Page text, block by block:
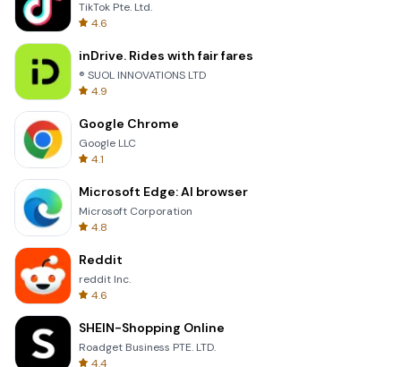
TikTok Pte. Ltd.
4.6
inDrive. Rides with fair fares
® SUOL INNOVATIONS LTD
4.9
Google Chrome
Google LLC
4.1
Microsoft Edge: AI browser
Microsoft Corporation
4.8
Reddit
reddit Inc.
4.6
SHEIN-Shopping Online
Roadget Business PTE. LTD.
4.4